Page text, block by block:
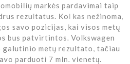
markės pardavimai taip
rezultatus. Kol kas nežinoma,
savo pozicijas, kai visos metų
bus patvirtintos. Volkswagen
galutinio metų rezultato, tačiau
parduoti 7 mln. vienetų.